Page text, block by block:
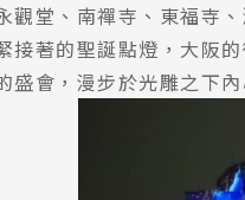
觀堂、南禪寺、東福寺
接著的聖誕點燈，大阪
盛會，漫步於光雕之下